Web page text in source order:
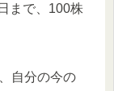
まで、100株
自分の今の